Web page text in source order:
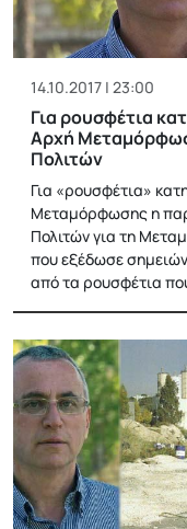
14.10.2017 | 23:00
Για ρουσφέτια
Αρχή
Πολιτών
Για «ρουσφέτια»
Μεταμόρφωσης η
Πολιτών για τη
που εξέδωσε
από τα ρουσφέτια